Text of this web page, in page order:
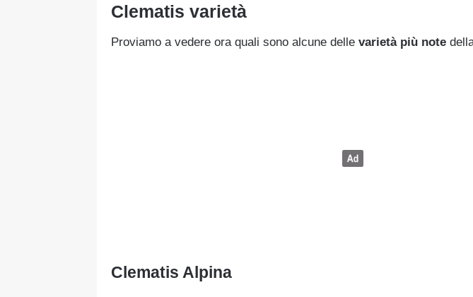
Clematis varietà
Proviamo a vedere ora quali sono alcune delle varietà più note
Clematis Alpina